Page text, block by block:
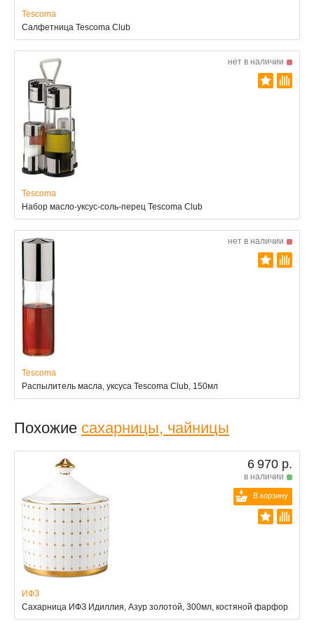
Tescoma
Салфетница Tescoma Club
нет в наличии
Tescoma
Набор масло-уксус-соль-перец Tescoma Club
нет в наличии
Tescoma
Распылитель масла, уксуса Tescoma Club, 150мл
Похожие сахарницы, чайницы
6 970 р.
в наличии
В корзину
ИФЗ
Сахарница ИФЗ Идиллия, Азур золотой, 300мл, костяной фарфор